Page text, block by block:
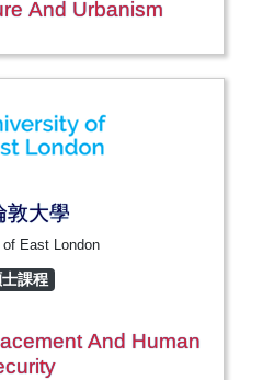
And Urbanism
敦大學
East London
課程
And Human